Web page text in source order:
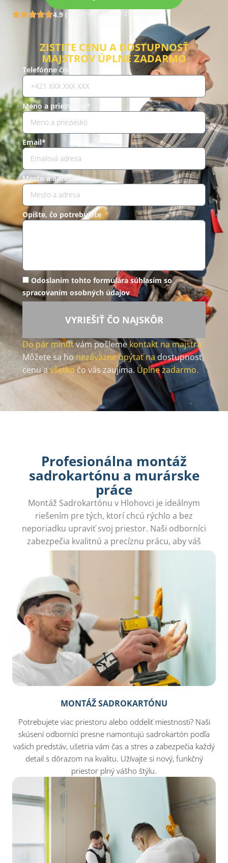
4.9 (960) Hodnotenia zákazníkov
ZISTITE CENU A DOSTUPNOSŤ
MAJSTROV ÚPLNE ZADARMO
Telefónne číslo *
Meno a priezvisko*
Email*
Mesto a adresa *
Opíšte, čo potrebujete
Odoslaním tohto formulára súhlasím so
spracovaním osobných údajov
VYRIEŠIŤ ČO NAJSKÔR
Do pár minútvám pošlemekontakt na majstra.
Môžete sa honezáväzne opýtať nadostupnosť,
cenu avšetko čo vás zaujíma. Úplne zadarmo.
Profesionálna montáž
sadrokartónu a murárske
práce
Montáž Sadrokartónu v Hlohovci je ideálnym
riešením pre tých, ktorí chcú rýchlo a bez
neporiadku upraviť svoj priestor. Naši odborníci
zabezpečia kvalitnú a precíznu prácu, aby váš
domov získal nový rozmer.
MONTÁŽ SADROKARTÓNU
Potrebujete viac priestoru alebo oddeliť miestnosti? Naši
skúsení odborníci presne namontujú sadrokartón podľa
vašich predstáv, ušetria vám čas a stres a zabezpečia každý
detail s dôrazom na kvalitu. Užívajte si nový, funkčný
priestor plný vášho štýlu.